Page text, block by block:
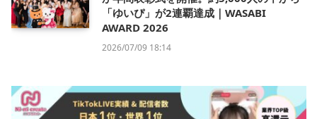
「ゆいぴ」が2連覇達成｜WASABI
AWARD 2026
2026/07/09 18:14